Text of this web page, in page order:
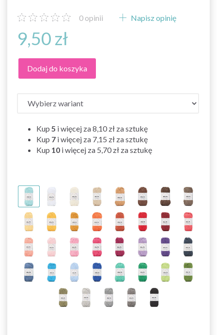
0 opinii Napisz opinię
9,50 zł
Dodaj do koszyka
Kup 5 i więcej za8,10 zł za sztukę
Kup 7 i więcej za 7,15 zł za sztukę
Kup 10 i więcej za 5,70 zł za sztukę